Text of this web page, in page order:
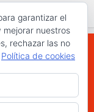
Todos los
garantizar el
nuestros
rechazar las no
Política de cookies